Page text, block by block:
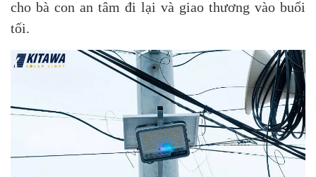
cho bà con an tâm đi lại và giao thương vào buổi
tối.